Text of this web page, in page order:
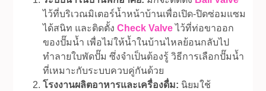
ไว้ที่บริเวณมิเตอร์น้ำหน้าบ้านเพื่อเปิด-ปิดซ่อมแซม
ได้สนิท และติดตั้งCheck Valveไว้ที่ท่อขาออก
ของปั๊มน้ำ เพื่อไม่ให้น้ำในบ้านไหลย้อนกลับไป
ทำลายใบพัดปั๊ม ซึ่งจำเป็นต้องรู้ วิธีการเลือกปั๊มน้ำ
ที่เหมาะกับระบบควบคู่กันด้วย
โรงงานผลิตอาหารและเครื่องดื่ม: นิยมใช้